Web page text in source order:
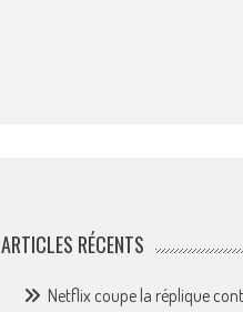
ARTICLES RÉCENTS
Netflix coupe la réplique